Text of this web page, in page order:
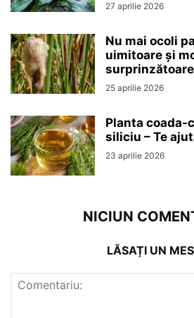
27 aprilie 2026
Nu mai ocoli
uimitoare și
25 aprilie 2026
Planta coada-
siliciu – Te
23 aprilie 2026
NICIUN
LĂSAȚI UN